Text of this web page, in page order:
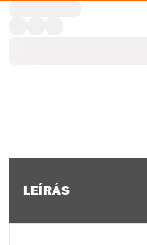
LEÍRÁS